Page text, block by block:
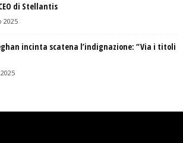
di Stellantis
2025
incinta scatena l’indignazione: “Via i titoli